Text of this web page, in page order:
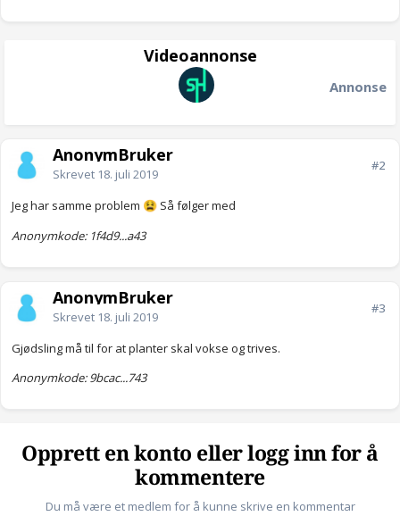
Videoannonse
Annonse
AnonymBruker
Skrevet 18. juli 2019
#2
Jeg har samme problem 😫 Så følger med
Anonymkode: 1f4d9...a43
AnonymBruker
Skrevet 18. juli 2019
#3
Gjødsling må til for at planter skal vokse og trives.
Anonymkode: 9bcac...743
Opprett en konto eller logg inn for å
kommentere
Du må være et medlem for å kunne skrive en kommentar